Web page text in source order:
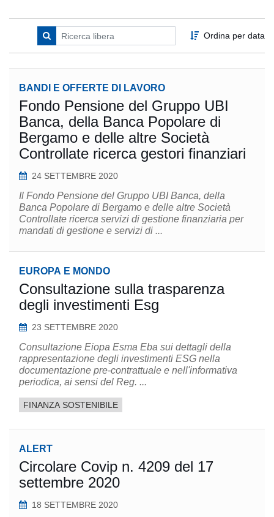
Ordina per data
BANDI E OFFERTE DI LAVORO
Fondo Pensione del Gruppo UBI
Banca, della Banca Popolare di
Bergamo e delle altre Società
Controllate ricerca gestori finanziari
24 SETTEMBRE 2020
Il Fondo Pensione del Gruppo UBI Banca, della
Banca Popolare di Bergamo e delle altre Società
Controllate ricerca servizi di gestione finanziaria per
mandati di gestione e servizi di ...
EUROPA E MONDO
Consultazione sulla trasparenza
degli investimenti Esg
23 SETTEMBRE 2020
Consultazione Eiopa Esma Eba sui dettagli della
rappresentazione degli investimenti ESG nella
documentazione pre-contrattuale e nell'informativa
periodica, ai sensi del Reg. ...
FINANZA SOSTENIBILE
ALERT
Circolare Covip n. 4209 del 17
settembre 2020
18 SETTEMBRE 2020